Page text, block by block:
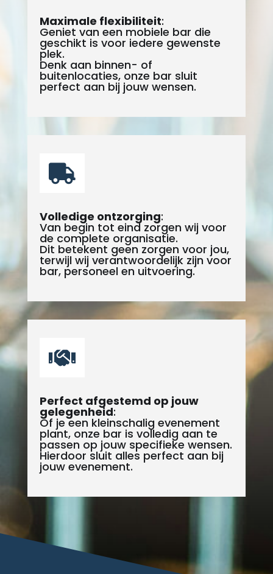
Maximale flexibiliteit:
Geniet van een mobiele bar die
geschikt is voor iedere gewenste
plek.
Denk aan binnen- of
buitenlocaties, onze bar sluit
perfect aan bij jouw wensen.

Volledige ontzorging:
Van begin tot eind zorgen wij voor
de complete organisatie.
Dit betekent geen zorgen voor jou,
terwijl wij verantwoordelijk zijn voor
bar, personeel en uitvoering.

Perfect afgestemd op jouw
gelegenheid:
Of je een kleinschalig evenement
plant, onze bar is volledig aan te
passen op jouw specifieke wensen.
Hierdoor sluit alles perfect aan bij
jouw evenement.